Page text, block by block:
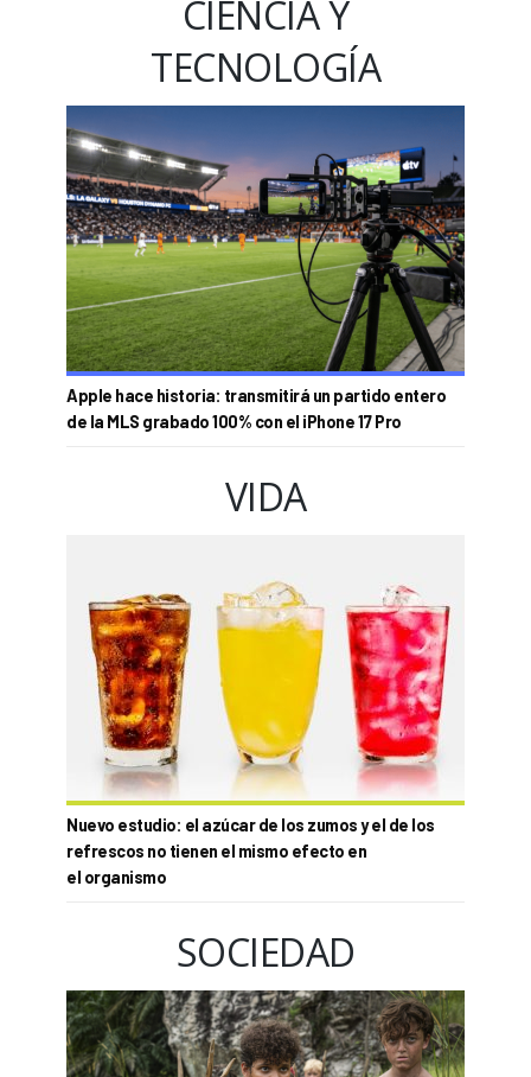
CIENCIA Y
TECNOLOGÍA
Apple hace historia: transmitirá un partido entero
de la MLS grabado 100% con el iPhone 17 Pro
VIDA
Nuevo estudio: el azúcar de los zumos y el de los
refrescos no tienen el mismo efecto en
el organismo
SOCIEDAD